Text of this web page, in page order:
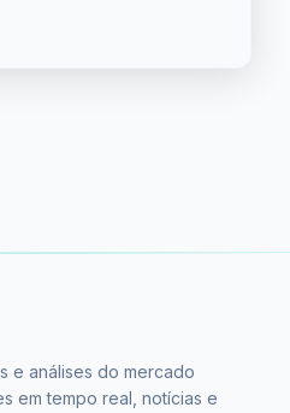
e análises do mercado
em tempo real, notícias e